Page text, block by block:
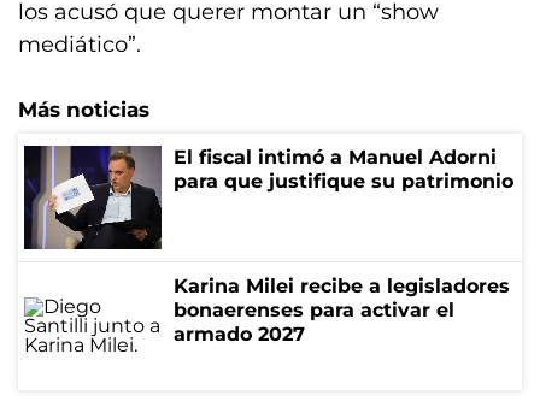
los acusó que querer montar un “show
mediático”.
Más noticias
El fiscal intimó a Manuel Adorni
para que justifique su patrimonio
Karina Milei recibe a legisladores
bonaerenses para activar el
armado 2027